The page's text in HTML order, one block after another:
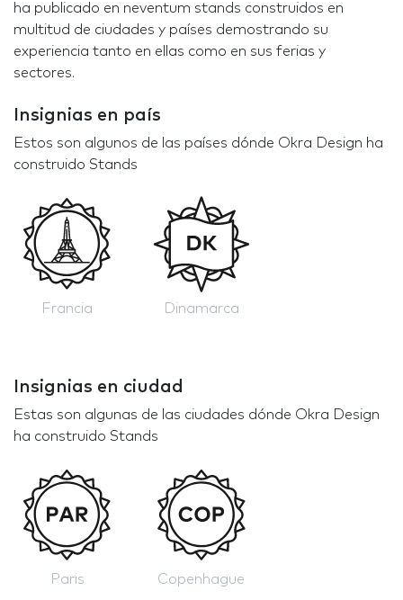
ha publicado en neventum stands construidos en
multitud de ciudades y países demostrando su
experiencia tanto en ellas como en sus ferias y
sectores.
Insignias en país
Estos son algunos de las países dónde Okra Design ha
construido Stands
Francia Dinamarca
Insignias en ciudad
Estas son algunas de las ciudades dónde Okra Design
ha construido Stands
Paris Copenhague